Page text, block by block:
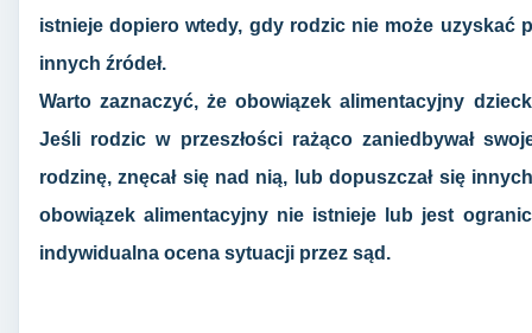
istnieje dopiero wtedy, gdy rodzic nie może uzyskać
innych źródeł.
Warto zaznaczyć, że obowiązek alimentacyjny
Jeśli rodzic w przeszłości rażąco zaniedbywał
rodzinę, znęcał się nad nią, lub dopuszczał się
obowiązek alimentacyjny nie istnieje lub jest
indywidualna ocena sytuacji przez sąd.